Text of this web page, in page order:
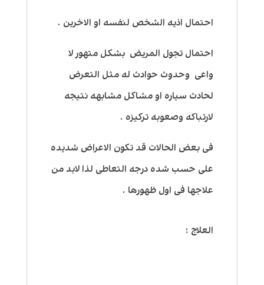
احتمال اذيه الشخص لنفسه او الاخرين .
احتمال تجول المريض بشكل متهور لا
واعى وحدوث حوادث له مثل التعرض
لحادث سياره او مشاكل مشابهه نتيجه
لارتباكه وصعوبه تركيزه .
فى بعض الحالات قد تكون الاعراض شديده
على حسب شده درجه التعاطى لذا لابد من
علاجها فى اول ظهورها .
العلاج :